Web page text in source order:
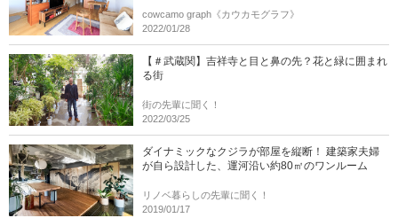
cowcamo graph《カウカモグラフ》
2022/01/28
【＃武蔵関】吉祥寺と目と鼻の先？花と緑に囲まれ
る街
街の先輩に聞く！
2022/03/25
ダイナミックなクジラが部屋を縦断！ 建築家夫婦
が自ら設計した、運河沿い約80㎡のワンルーム
リノベ暮らしの先輩に聞く！
2019/01/17